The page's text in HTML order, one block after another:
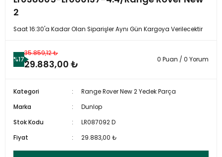
2
Saat 16:30'a Kadar Olan Siparişler Aynı Gün Kargoya Verilecektir
%17
35.859,12 ₺
29.883,00 ₺ 0 Puan / 0 Yorum
Kategori
Range Rover New 2 Yedek Parça
Marka
Dunlop
Stok Kodu
LR087092 D
Fiyat
29.883,00 ₺